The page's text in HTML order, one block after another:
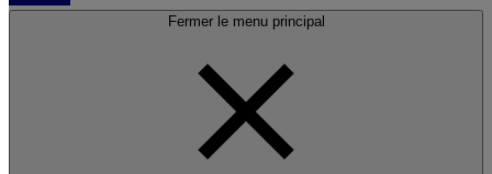
Fermer le menu principal